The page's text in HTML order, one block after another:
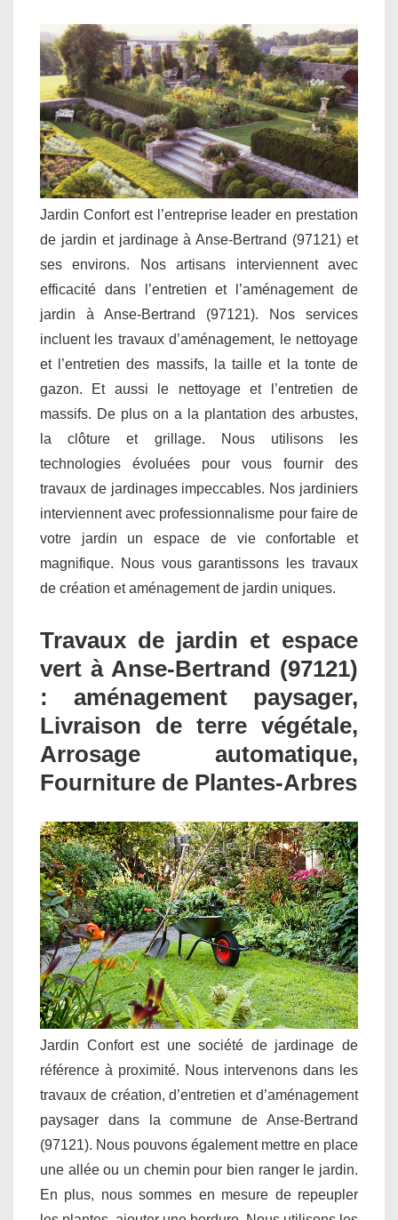
Jardin Confort est l’entreprise leader en prestation
de jardin et jardinage à Anse-Bertrand (97121) et
ses environs. Nos artisans interviennent avec
efficacité dans l’entretien et l’aménagement de
jardin à Anse-Bertrand (97121). Nos services
incluent les travaux d’aménagement, le nettoyage
et l’entretien des massifs, la taille et la tonte de
gazon. Et aussi le nettoyage et l’entretien de
massifs. De plus on a la plantation des arbustes,
la clôture et grillage. Nous utilisons les
technologies évoluées pour vous fournir des
travaux de jardinages impeccables. Nos jardiniers
interviennent avec professionnalisme pour faire de
votre jardin un espace de vie confortable et
magnifique. Nous vous garantissons les travaux
de création et aménagement de jardin uniques.
Travaux de jardin et espace
vert à Anse-Bertrand (97121)
: aménagement paysager,
Livraison de terre végétale,
Arrosage automatique,
Fourniture de Plantes-Arbres
Jardin Confort est une société de jardinage de
référence à proximité. Nous intervenons dans les
travaux de création, d’entretien et d’aménagement
paysager dans la commune de Anse-Bertrand
(97121). Nous pouvons également mettre en place
une allée ou un chemin pour bien ranger le jardin.
En plus, nous sommes en mesure de repeupler